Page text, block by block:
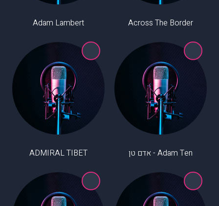
Across The Border
Adam Lambert
Adam Ten - אדם טן ADMIRAL TIBET